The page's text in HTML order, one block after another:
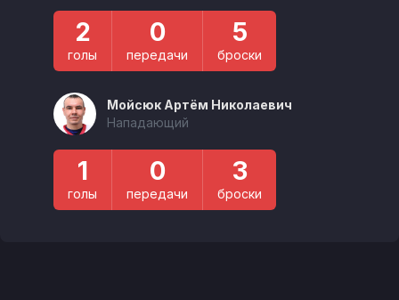
2
голы
0
передачи
5
броски
Мойсюк Артём Николаевич
Нападающий
1
голы
0
передачи
3
броски